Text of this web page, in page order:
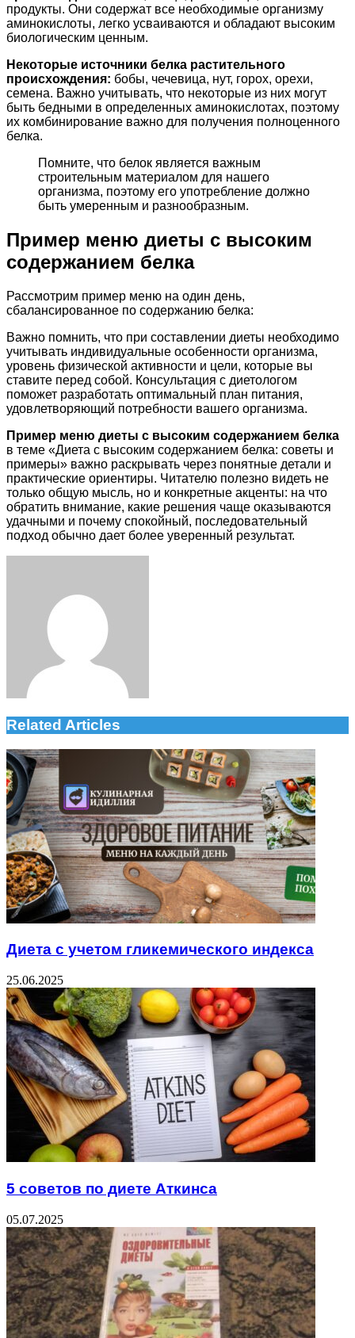
продукты. Они содержат все необходимые организму
аминокислоты, легко усваиваются и обладают высоким
биологическим ценным.
Некоторые источники белка растительного
происхождения: бобы, чечевица, нут, горох, орехи,
семена. Важно учитывать, что некоторые из них могут
быть бедными в определенных аминокислотах, поэтому
их комбинирование важно для получения полноценного
белка.
Помните, что белок является важным
строительным материалом для нашего
организма, поэтому его употребление должно
быть умеренным и разнообразным.
Пример меню диеты с высоким
содержанием белка
Рассмотрим пример меню на один день,
сбалансированное по содержанию белка:
Важно помнить, что при составлении диеты необходимо
учитывать индивидуальные особенности организма,
уровень физической активности и цели, которые вы
ставите перед собой. Консультация с диетологом
поможет разработать оптимальный план питания,
удовлетворяющий потребности вашего организма.
Пример меню диеты с высоким содержанием белка
в теме «Диета с высоким содержанием белка: советы и
примеры» важно раскрывать через понятные детали и
практические ориентиры. Читателю полезно видеть не
только общую мысль, но и конкретные акценты: на что
обратить внимание, какие решения чаще оказываются
удачными и почему спокойный, последовательный
подход обычно дает более уверенный результат.
Related Articles
Диета с учетом гликемического индекса
25.06.2025
5 советов по диете Аткинса
05.07.2025